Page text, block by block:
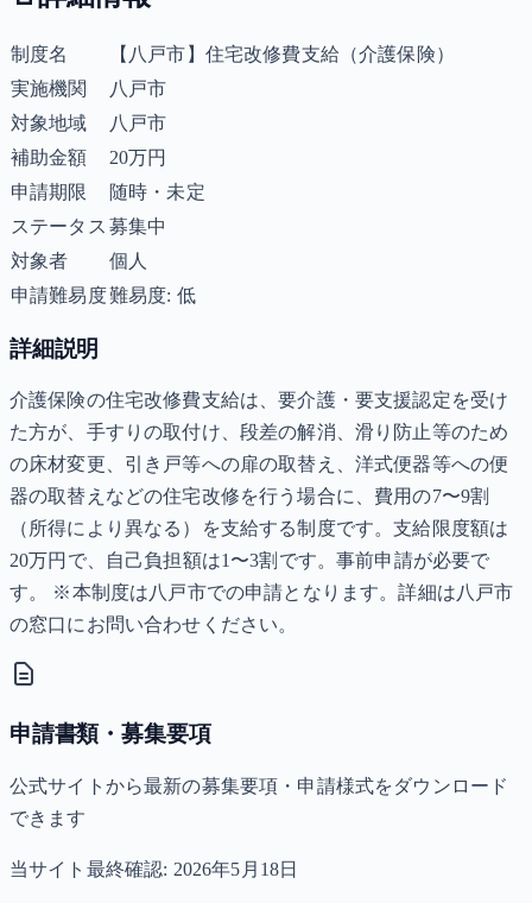
制度名
【八戸市】住宅改修費支給（介護保険）
実施機関
八戸市
対象地域
八戸市
補助金額
20万円
申請期限
随時・未定
ステータス 募集中
対象者
個人
申請難易度難易度: 低
詳細説明
介護保険の住宅改修費支給は、要介護・要支援認定を受け
た方が、手すりの取付け、段差の解消、滑り防止等のため
の床材変更、引き戸等への扉の取替え、洋式便器等への便
器の取替えなどの住宅改修を行う場合に、費用の7〜9割
（所得により異なる）を支給する制度です。支給限度額は
20万円で、自己負担額は1〜3割です。事前申請が必要で
す。 ※本制度は八戸市での申請となります。詳細は八戸市
の窓口にお問い合わせください。
申請書類・募集要項
公式サイトから最新の募集要項・申請様式をダウンロード
できます
当サイト最終確認: 2026年5月18日